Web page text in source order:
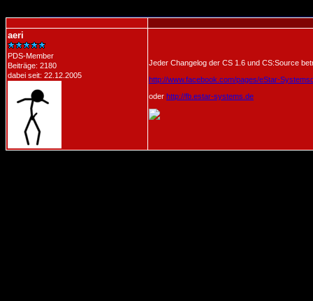
aeri
PDS-Member
Beiträge: 2180
dabei seit: 22.12.2005
Jeder Changelog der CS 1.6 und CS:Source
http://www.facebook.com/pages/eStar-
oder http://fb.estar-systems.de